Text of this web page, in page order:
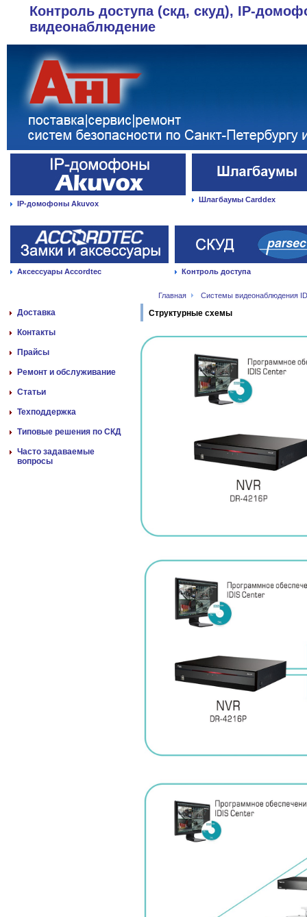
Контроль доступа (скд, скуд), IP-
видеонаблюдение
IP-домофоны Akuvox Шлагбаумы Carddex
Аксессуары Accordtec Контроль доступа
Главная Системы видеонаблюдения
Доставка
Контакты
Прайсы
Ремонт и обслуживание
Статьи
Техподдержка
Типовые решения по СКД
Часто задаваемые
вопросы
Структурные схемы